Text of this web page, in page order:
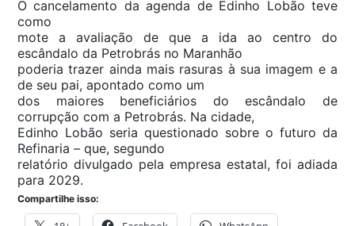
O cancelamento da agenda de Edinho Lobão teve
como
mote a avaliação de que a ida ao centro do
escândalo da Petrobrás no Maranhão
poderia trazer ainda mais rasuras à sua imagem e a
de seu pai, apontado como um
dos maiores beneficiários do escândalo de
corrupção com a Petrobrás. Na cidade,
Edinho Lobão seria questionado sobre o futuro da
Refinaria – que, segundo
relatório divulgado pela empresa estatal, foi adiada
para 2029.
Compartilhe isso: